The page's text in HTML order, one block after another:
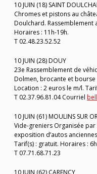
10 JUIN (18) SAINT
Chromes et pistons au
Doulchard. Rassemblement
Horaires : 11h-19h.
T 02.48.23.52.52
10 JUIN (28) DOUY
23e Rassemblement de
Dolmen, brocante et bourse
Location : 2 euros le m/l.
T 02.37.96.81.04 Courriel
10 JUIN (61) MOULINS SUR
Vide-greniers Organisée
exposition d’autos
Tarif(s) : gratuit. Horaires :
T 07.71.68.71.23
10 JUIN (62) CARENCY